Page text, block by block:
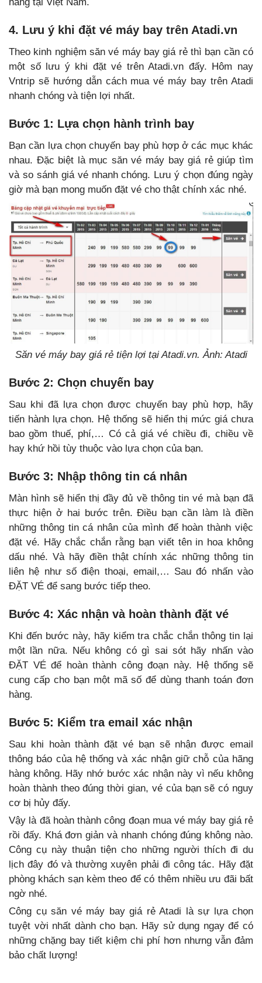
4. Lưu ý khi đặt vé máy bay trên Atadi.vn
Theo kinh nghiệm săn vé máy bay giá rẻ thì bạn cần có
một số lưu ý khi đặt vé trên Atadi.vn đấy. Hôm nay
Vntrip sẽ hướng dẫn cách mua vé máy bay trên Atadi
nhanh chóng và tiện lợi nhất.
Bước 1: Lựa chọn hành trình bay
Bạn cần lựa chọn chuyến bay phù hợp ở các mục khác
nhau. Đặc biệt là mục săn vé máy bay giá rẻ giúp tìm
và so sánh giá vé nhanh chóng. Lưu ý chọn đúng ngày
giờ mà bạn mong muốn đặt vé cho thật chính xác nhé.
Săn vé máy bay giá rẻ tiện lợi tại Atadi.vn. Ảnh: Atadi
Bước 2: Chọn chuyến bay
Sau khi đã lựa chọn được chuyến bay phù hợp, hãy
tiến hành lựa chọn. Hệ thống sẽ hiển thị mức giá chưa
bao gồm thuế, phí,… Có cả giá vé chiều đi, chiều về
hay khứ hồi tùy thuộc vào lựa chọn của bạn.
Bước 3: Nhập thông tin cá nhân
Màn hình sẽ hiển thị đầy đủ về thông tin vé mà bạn đã
thực hiện ở hai bước trên. Điều bạn cần làm là điền
những thông tin cá nhân của mình để hoàn thành việc
đặt vé. Hãy chắc chắn rằng bạn viết tên in hoa không
dấu nhé. Và hãy điền thật chính xác những thông tin
liên hệ như số điện thoại, email,… Sau đó nhấn vào
ĐẶT VÉ để sang bước tiếp theo.
Bước 4: Xác nhận và hoàn thành đặt vé
Khi đến bước này, hãy kiểm tra chắc chắn thông tin lại
một lần nữa. Nếu không có gì sai sót hãy nhấn vào
ĐẶT VÉ để hoàn thành công đoạn này. Hệ thống sẽ
cung cấp cho bạn một mã số để dùng thanh toán đơn
hàng.
Bước 5: Kiểm tra email xác nhận
Sau khi hoàn thành đặt vé bạn sẽ nhận được email
thông báo của hệ thống và xác nhận giữ chỗ của hãng
hàng không. Hãy nhớ bước xác nhận này vì nếu không
hoàn thành theo đúng thời gian, vé của bạn sẽ có nguy
cơ bị hủy đấy.
Vậy là đã hoàn thành công đoạn mua vé máy bay giá rẻ
rồi đấy. Khá đơn giản và nhanh chóng đúng không nào.
Công cụ này thuận tiện cho những người thích đi du
lịch đây đó và thường xuyên phải đi công tác. Hãy đặt
phòng khách sạn kèm theo để có thêm nhiều ưu đãi bất
ngờ nhé.
Công cụ săn vé máy bay giá rẻ Atadi là sự lựa chọn
tuyệt vời nhất dành cho bạn. Hãy sử dụng ngay để có
những chặng bay tiết kiệm chi phí hơn nhưng vẫn đảm
bảo chất lượng!